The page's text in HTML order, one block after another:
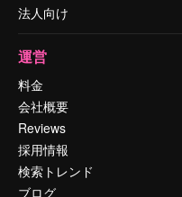
法人向け
運営
料金
会社概要
Reviews
採用情報
検索トレンド
ブログ